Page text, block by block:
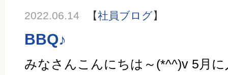
2022.06.14 【社員ブログ】
BBQ♪
みなさんこんにちは～(*^^)v 5月